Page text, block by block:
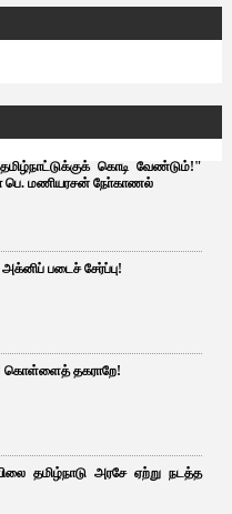
கொடி வேண்டும்!"
பெ. மணியரசன் நோ்காணல்
படைச் சேர்ப்பு!
கொள்ளைத் தகராறே!
தமிழ்நாடு அரசே ஏற்று நடத்த